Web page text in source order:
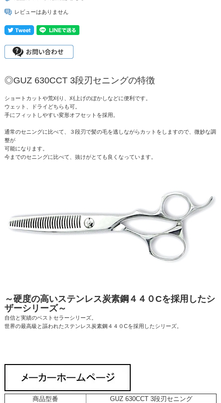
レビューはありません
◎GUZ 630CCT 3段刃セニングの特徴
ショートカットや荒刈り、刈上げのぼかしなどに便利です。
ウェット、ドライどちらも可。
手にフィットしやすい変形オフセットを採用。
通常のセニングに比べて、３段刃で髪の毛を逃しながらカットをしますので、微妙な調
整が
可能になります。
今までのセニングに比べて、抜けがとても良くなっています。
～硬度の高いステンレス炭素鋼４４０Cを採用したシ
ザーシリーズ～
自信と実績のベストセラーシリーズ。
世界の最高級と謳われたステンレス炭素鋼４４０Cを採用したシリーズ。
商品型番
GUZ 630CCT 3段刃セニング